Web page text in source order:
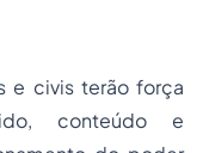
e civis terão força
conteúdo e